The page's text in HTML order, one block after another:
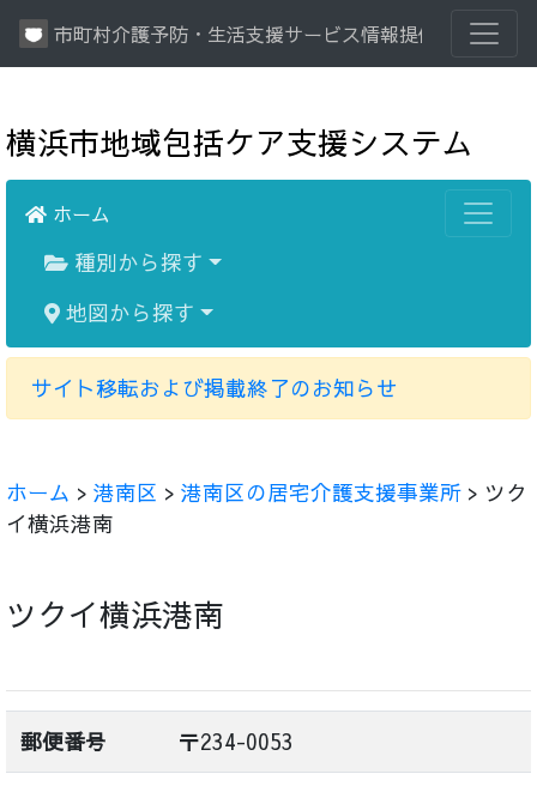
市町村介護予防・生活支援サービス情報提供システム
横浜市地域包括ケア支援システム
ホーム
種別から探す
地図から探す
サイト移転および掲載終了のお知らせ
ホーム > 港南区 > 港南区の居宅介護支援事業所 > ツク
イ横浜港南
ツクイ横浜港南
郵便番号 〒234-0053